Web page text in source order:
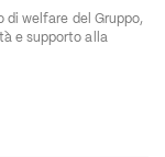
di welfare del Gruppo,
e supporto alla